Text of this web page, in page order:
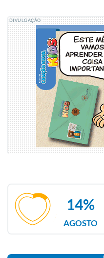
DIVULGAÇÃO
AGOSTO
14%